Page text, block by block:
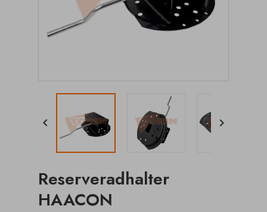
 
Reserveradhalter
HAACON